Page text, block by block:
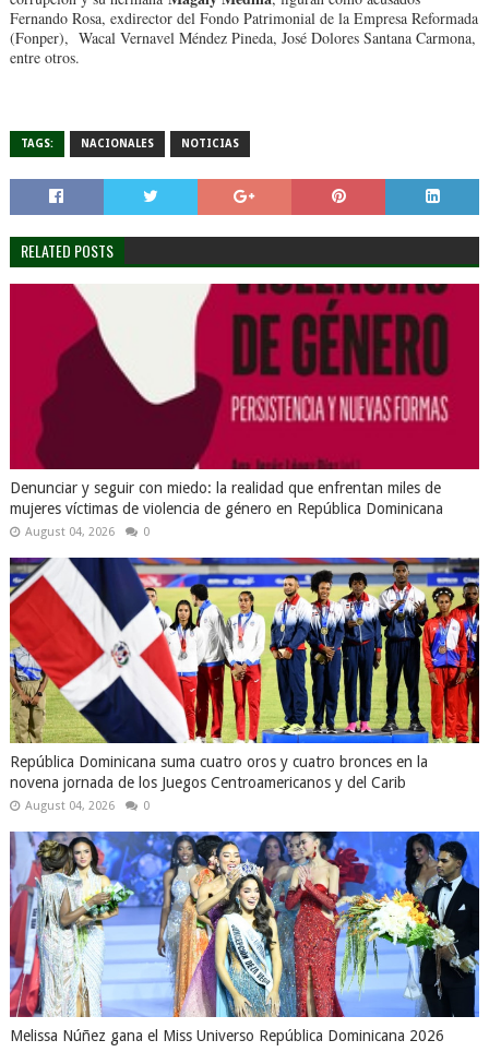
Fernando Rosa, exdirector del Fondo Patrimonial de la Empresa Reformada
(Fonper), Wacal Vernavel Méndez Pineda, José Dolores Santana Carmona,
entre otros.
TAGS: NACIONALES NOTICIAS
RELATED POSTS
Denunciar y seguir con miedo: la realidad que enfrentan miles de
mujeres víctimas de violencia de género en República Dominicana
August 04, 2026 0
República Dominicana suma cuatro oros y cuatro bronces en la
novena jornada de los Juegos Centroamericanos y del Carib
August 04, 2026 0
Melissa Núñez gana el Miss Universo República Dominicana 2026